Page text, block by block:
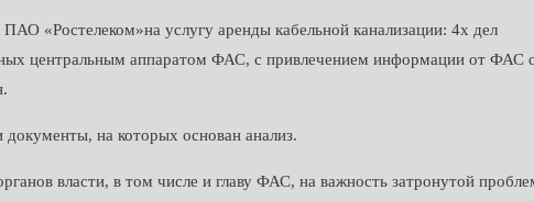
«Ростелеком»на услугу аренды кабельной канализации: 4х дел
центральным аппаратом ФАС, с привлечением информации от ФАС
на которых основан анализ.
власти, в том числе и главу ФАС, на важность затронутой